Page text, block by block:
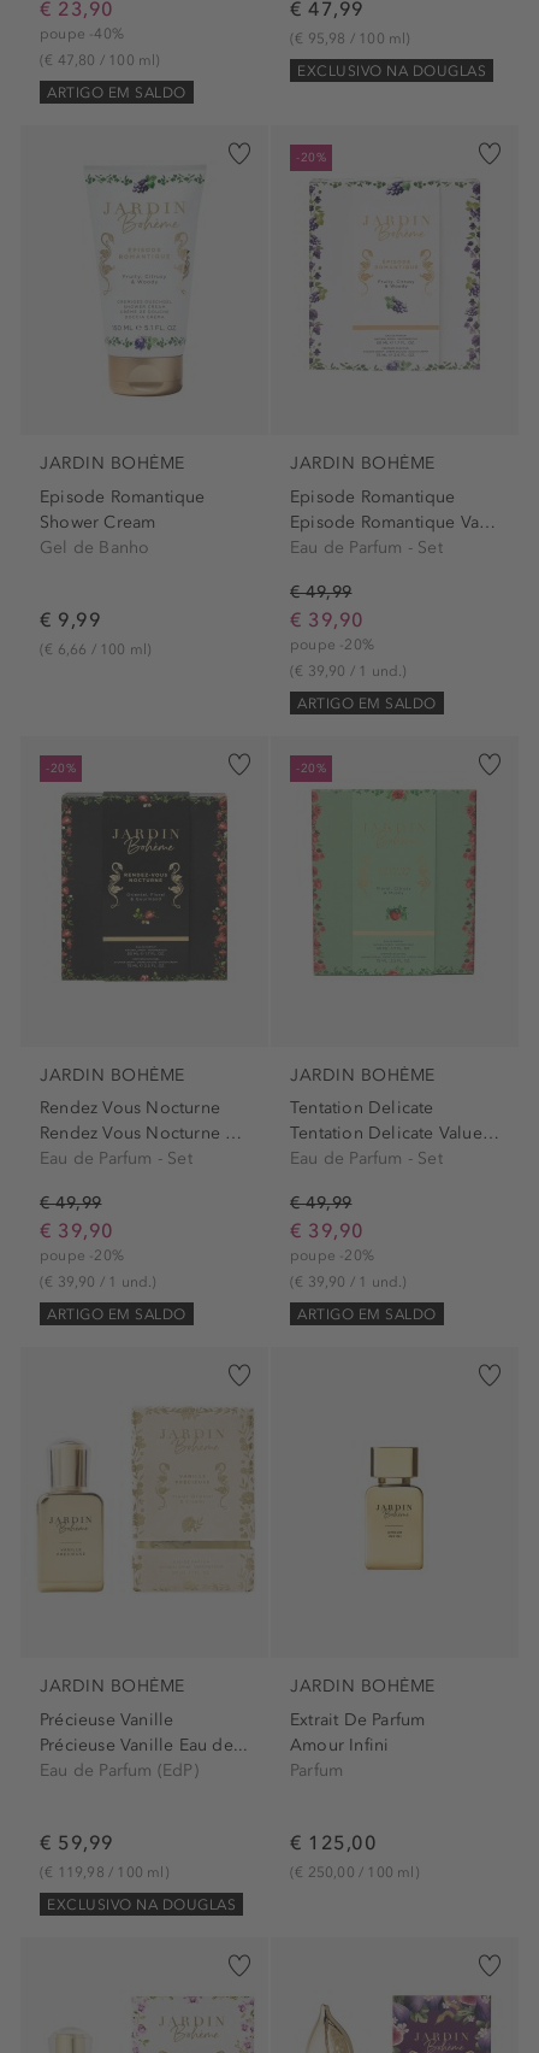
€ 23,90
poupe -40%
(€ 47,80 / 100 ml)
ARTIGO EM SALDO
€ 47,99
(€ 95,98 / 100 ml)
EXCLUSIVO NA DOUGLAS
JARDIN BOHÈME
Episode Romantique
Shower Cream
Gel de Banho
€ 9,99
(€ 6,66 / 100 ml)
-20%
JARDIN BOHÈME
Episode Romantique
Episode Romantique Value Set
Eau de Parfum - Set
€ 49,99
€ 39,90
poupe -20%
(€ 39,90 / 1 und.)
ARTIGO EM SALDO
-20%
JARDIN BOHÈME
Rendez Vous Nocturne
Rendez Vous Nocturne Value Set
Eau de Parfum - Set
€ 49,99
€ 39,90
poupe -20%
(€ 39,90 / 1 und.)
ARTIGO EM SALDO
-20%
JARDIN BOHÈME
Tentation Delicate
Tentation Delicate Value Set
Eau de Parfum - Set
€ 49,99
€ 39,90
poupe -20%
(€ 39,90 / 1 und.)
ARTIGO EM SALDO
JARDIN BOHÈME
Précieuse Vanille
Précieuse Vanille Eau de...
Eau de Parfum (EdP)
€ 59,99
(€ 119,98 / 100 ml)
EXCLUSIVO NA DOUGLAS
JARDIN BOHÈME
Extrait De Parfum
Amour Infini
Parfum
€ 125,00
(€ 250,00 / 100 ml)